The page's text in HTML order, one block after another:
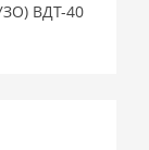
ВДТ-40